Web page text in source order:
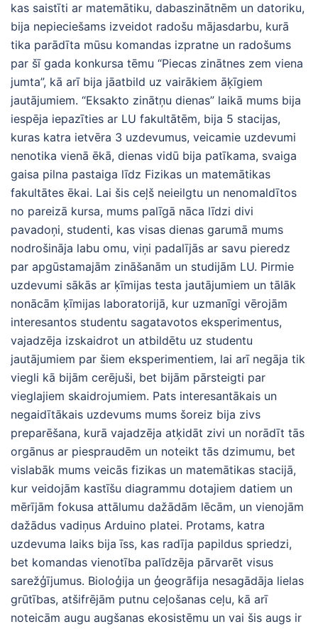
kas saistīti ar matemātiku, dabaszinātnēm un datoriku,
bija nepieciešams izveidot radošu mājasdarbu, kurā
tika parādīta mūsu komandas izpratne un radošums
par šī gada konkursa tēmu “Piecas zinātnes zem viena
jumta”, kā arī bija jāatbild uz vairākiem āķīgiem
jautājumiem. “Eksakto zinātņu dienas” laikā mums bija
iespēja iepazīties ar LU fakultātēm, bija 5 stacijas,
kuras katra ietvēra 3 uzdevumus, veicamie uzdevumi
nenotika vienā ēkā, dienas vidū bija patīkama, svaiga
gaisa pilna pastaiga līdz Fizikas un matemātikas
fakultātes ēkai. Lai šis ceļš neieilgtu un nenomaldītos
no pareizā kursa, mums palīgā nāca līdzi divi
pavadoņi, studenti, kas visas dienas garumā mums
nodrošināja labu omu, viņi padalījās ar savu pieredz
par apgūstamajām zināšanām un studijām LU. Pirmie
uzdevumi sākās ar ķīmijas testa jautājumiem un tālāk
nonācām ķīmijas laboratorijā, kur uzmanīgi vērojām
interesantos studentu sagatavotos eksperimentus,
vajadzēja izskaidrot un atbildētu uz studentu
jautājumiem par šiem eksperimentiem, lai arī negāja tik
viegli kā bijām cerējuši, bet bijām pārsteigti par
vieglajiem skaidrojumiem. Pats interesantākais un
negaidītākais uzdevums mums šoreiz bija zivs
preparēšana, kurā vajadzēja atķidāt zivi un norādīt tās
orgānus ar piespraudēm un noteikt tās dzimumu, bet
vislabāk mums veicās fizikas un matemātikas stacijā,
kur veidojām kastīšu diagrammu dotajiem datiem un
mērījām fokusa attālumu dažādām lēcām, un vienojām
dažādus vadiņus Arduino platei. Protams, katra
uzdevuma laiks bija īss, kas radīja papildus spriedzi,
bet komandas vienotība palīdzēja pārvarēt visus
sarežģījumus. Bioloģija un ģeogrāfija nesagādāja lielas
grūtības, atšifrējām putnu ceļošanas ceļu, kā arī
noteicām augu augšanas ekosistēmu un vai šis augs ir